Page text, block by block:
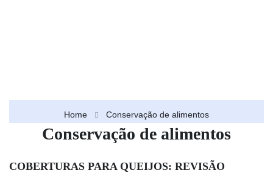
Home Conservação de alimentos
Conservação de alimentos
COBERTURAS PARA QUEIJOS: REVISÃO